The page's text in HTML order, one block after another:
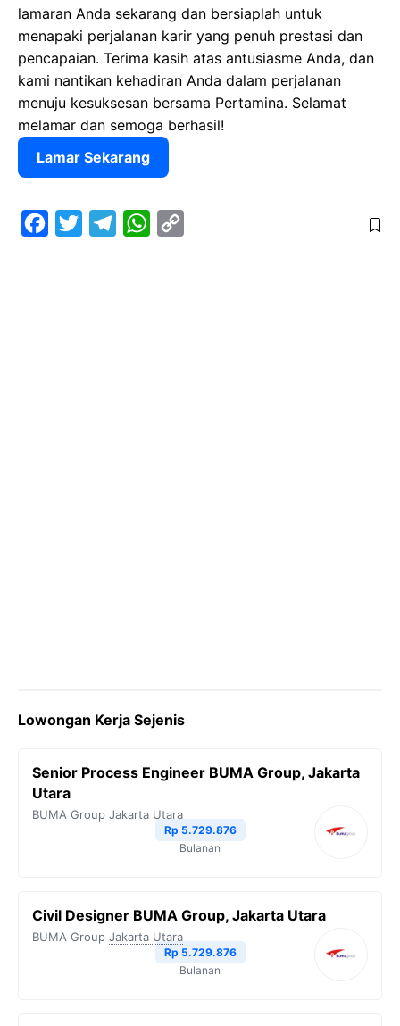
lamaran Anda sekarang dan bersiaplah untuk
menapaki perjalanan karir yang penuh prestasi dan
pencapaian. Terima kasih atas antusiasme Anda, dan
kami nantikan kehadiran Anda dalam perjalanan
menuju kesuksesan bersama Pertamina. Selamat
melamar dan semoga berhasil!
Lamar Sekarang
W
Lowongan Kerja Sejenis
Senior Process Engineer BUMA Group, Jakarta
Utara
BUMA Group Jakarta Utara
Rp 5.729.876
Bulanan
Civil Designer BUMA Group, Jakarta Utara
BUMA Group Jakarta Utara
Rp 5.729.876
Bulanan